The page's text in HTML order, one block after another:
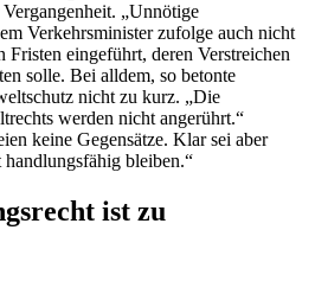
„Unnötige
Verkehrsminister zufolge auch nicht
Fristen eingeführt, deren Verstreichen
solle. Bei alldem, so betonte
nicht zu kurz. „Die
werden nicht angerührt.“
keine Gegensätze. Klar sei aber
handlungsfähig bleiben.“
ist zu